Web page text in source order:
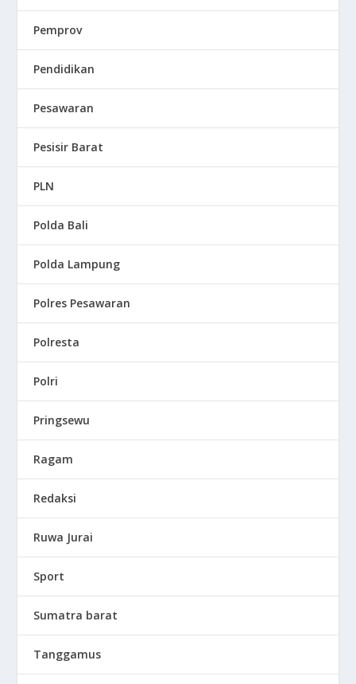
Pemprov
Pendidikan
Pesawaran
Pesisir Barat
PLN
Polda Bali
Polda Lampung
Polres Pesawaran
Polresta
Polri
Pringsewu
Ragam
Redaksi
Ruwa Jurai
Sport
Sumatra barat
Tanggamus